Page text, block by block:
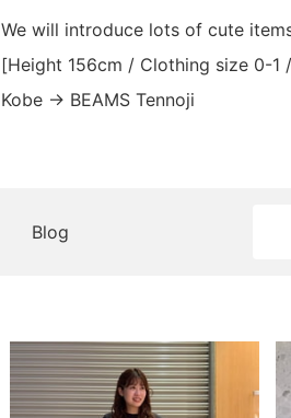
We will introduce lots of cute
[Height 156cm / Clothing size 0-1
Kobe → BEAMS Tennoji
Blog